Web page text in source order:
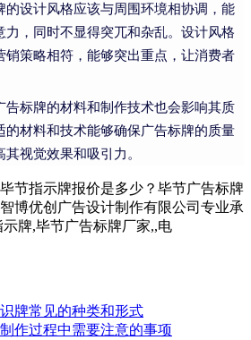
的设计风格应该与周围环境相协调，能
力，同时不显得突兀和杂乱。设计风格
销策略相符，能够突出重点，让消费者
告标牌的材料和制作技术也会影响其质
的材料和技术能够确保广告标牌的质量
视觉效果和吸引力。
节指示牌报价是多少？毕节广告标牌
博优创广告设计制作有限公司专业承
牌,毕节广告标牌厂家,,电
牌常见的种类和形式
作过程中需要注意的事项